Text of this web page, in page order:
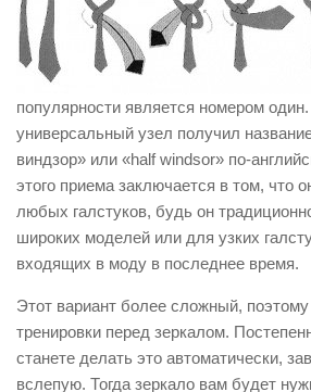
популярности является номером
универсальный узел получил
виндзор» или «half windsor» по-
этого приема заключается в том, что
любых галстуков, будь он
широких моделей или для узких
входящих в моду в последнее время.
Этот вариант более сложный,
тренировки перед зеркалом.
станете делать это автоматически,
вслепую. Тогда зеркало вам будет